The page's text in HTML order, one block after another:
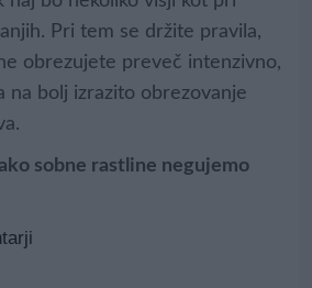
Pri tem se držite pravila,
obrezujete preveč intenzivno,
na bolj izrazito obrezovanje
sobne rastline negujemo